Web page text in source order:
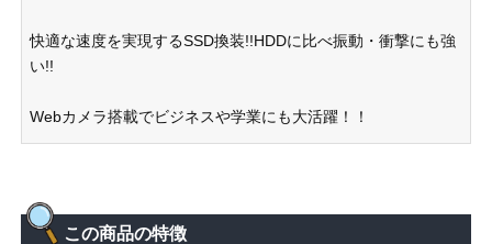
快適な速度を実現するSSD換装!!HDDに比べ振動・衝撃にも強
い!!
Webカメラ搭載でビジネスや学業にも大活躍！！
この商品の特徴